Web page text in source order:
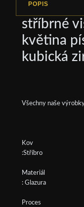
POPIS
stříbrné
květina
kubická
Všechny naše
Kov
:Stříbro
Materiál
: Glazura
Proces